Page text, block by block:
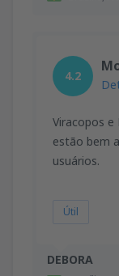
DEBORA
4.2
Viracopos e
estão bem
usuários.
Útil